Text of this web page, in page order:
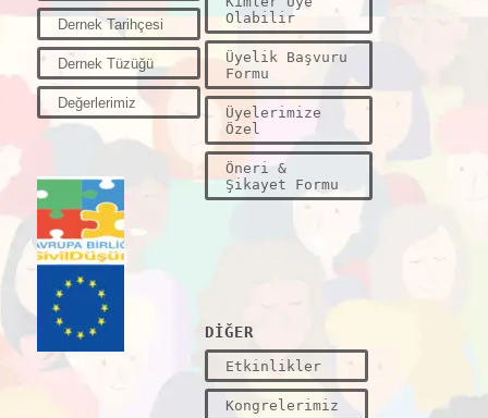
Dernek Tarihçesi
Dernek Tüzüğü
Değerlerimiz
Olabilir
Üyelik Başvuru
Formu
Üyelerimize
Özel
Öneri &
Şikayet Formu
DİĞER
Etkinlikler
Kongrelerimiz